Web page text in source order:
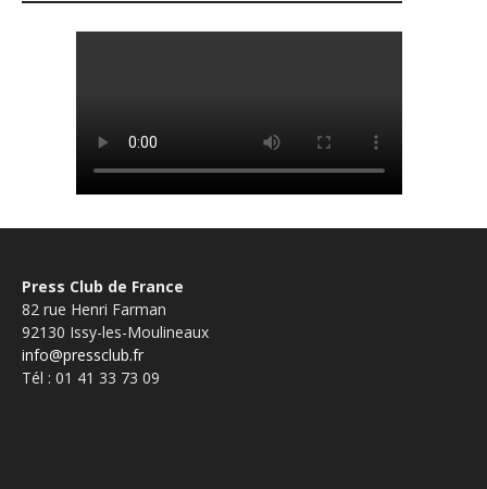
Press Club de France
82 rue Henri Farman
92130 Issy-les-Moulineaux
info@pressclub.fr
Tél : 01 41 33 73 09